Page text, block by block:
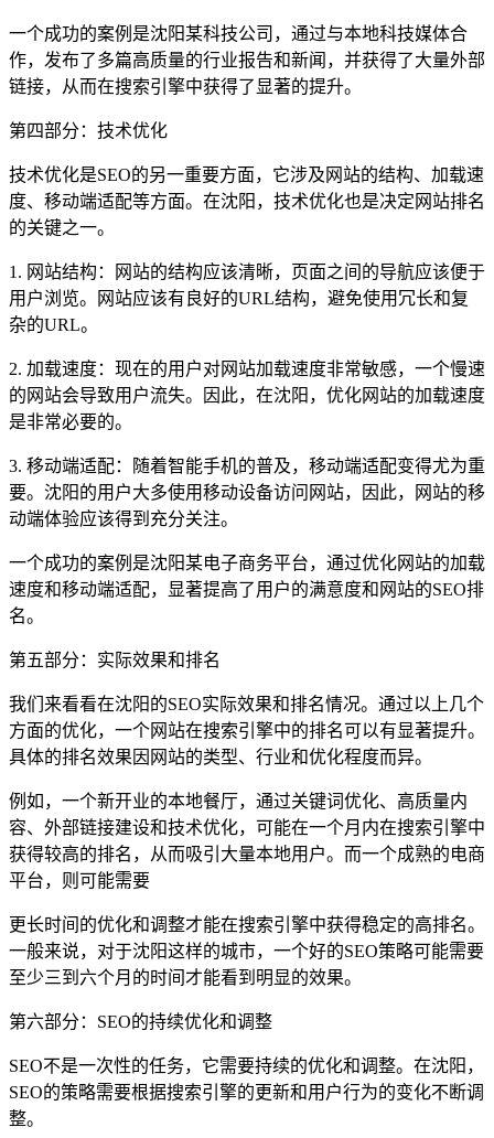
一个成功的案例是沈阳某科技公司，通过与本地科技媒体合
作，发布了多篇高质量的行业报告和新闻，并获得了大量外部
链接，从而在搜索引擎中获得了显著的提升。
第四部分：技术优化
技术优化是SEO的另一重要方面，它涉及网站的结构、加载速
度、移动端适配等方面。在沈阳，技术优化也是决定网站排名
的关键之一。
1. 网站结构：网站的结构应该清晰，页面之间的导航应该便于
用户浏览。网站应该有良好的URL结构，避免使用冗长和复
杂的URL。
2. 加载速度：现在的用户对网站加载速度非常敏感，一个慢速
的网站会导致用户流失。因此，在沈阳，优化网站的加载速度
是非常必要的。
3. 移动端适配：随着智能手机的普及，移动端适配变得尤为重
要。沈阳的用户大多使用移动设备访问网站，因此，网站的移
动端体验应该得到充分关注。
一个成功的案例是沈阳某电子商务平台，通过优化网站的加载
速度和移动端适配，显著提高了用户的满意度和网站的SEO排
名。
第五部分：实际效果和排名
我们来看看在沈阳的SEO实际效果和排名情况。通过以上几个
方面的优化，一个网站在搜索引擎中的排名可以有显著提升。
具体的排名效果因网站的类型、行业和优化程度而异。
例如，一个新开业的本地餐厅，通过关键词优化、高质量内
容、外部链接建设和技术优化，可能在一个月内在搜索引擎中
获得较高的排名，从而吸引大量本地用户。而一个成熟的电商
平台，则可能需要
更长时间的优化和调整才能在搜索引擎中获得稳定的高排名。
一般来说，对于沈阳这样的城市，一个好的SEO策略可能需要
至少三到六个月的时间才能看到明显的效果。
第六部分：SEO的持续优化和调整
SEO不是一次性的任务，它需要持续的优化和调整。在沈阳，
SEO的策略需要根据搜索引擎的更新和用户行为的变化不断调
整。